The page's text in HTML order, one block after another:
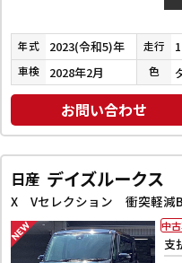
年式 2023(令和5)年 走行
車検 2028年2月 色
お問い合わせ
日産 デイズルークス
支
中